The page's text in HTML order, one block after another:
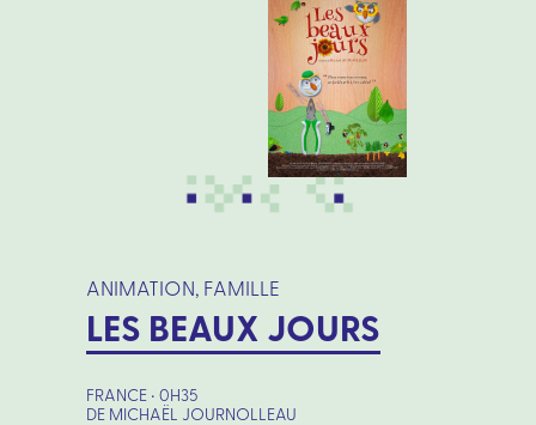
ANIMATION, FAMILLE
LES BEAUX JOURS
FRANCE • 0H35
DE MICHAËL JOURNOLLEAU